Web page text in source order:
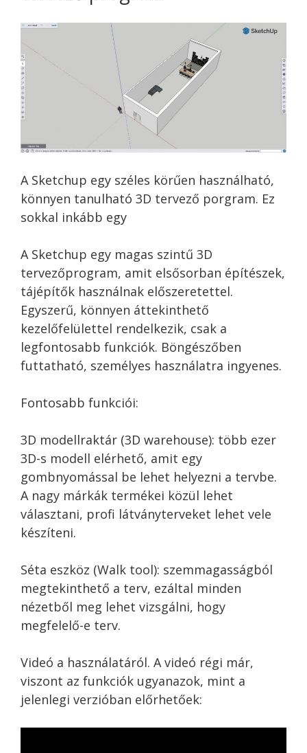
A Sketchup egy széles körűen használható,
könnyen tanulható 3D tervező porgram. Ez
sokkal inkább egy
A Sketchup egy magas szintű 3D
tervezőprogram, amit elsősorban építészek,
tájépítők használnak előszeretettel.
Egyszerű, könnyen áttekinthető
kezelőfelülettel rendelkezik, csak a
legfontosabb funkciók. Böngészőben
futtatható, személyes használatra ingyenes.
Fontosabb funkciói:
3D modellraktár (3D warehouse): több ezer
3D-s modell elérhető, amit egy
gombnyomással be lehet helyezni a tervbe.
A nagy márkák termékei közül lehet
választani, profi látványterveket lehet vele
készíteni.
Séta eszköz (Walk tool): szemmagasságból
megtekinthető a terv, ezáltal minden
nézetből meg lehet vizsgálni, hogy
megfelelő-e terv.
Videó a használatáról. A videó régi már,
viszont az funkciók ugyanazok, mint a
jelenlegi verzióban előrhetőek: